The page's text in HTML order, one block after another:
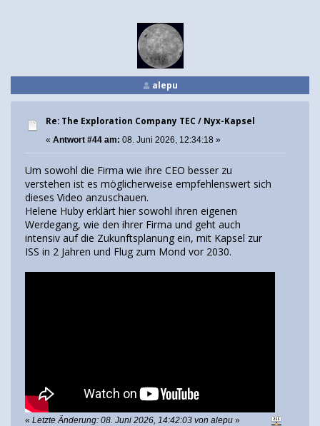
alepu
Re: The Exploration Company TEC / Nyx-Kapsel
« Antwort #44 am: 08. Juni 2026, 12:34:18 »
Um sowohl die Firma wie ihre CEO besser zu
verstehen ist es möglicherweise empfehlenswert sich
dieses Video anzuschauen.
Helene Huby erklärt hier sowohl ihren eigenen
Werdegang, wie den ihrer Firma und geht auch
intensiv auf die Zukunftsplanung ein, mit Kapsel zur
ISS in 2 Jahren und Flug zum Mond vor 2030.
« Letzte Änderung: 08. Juni 2026, 14:42:03 von alepu »